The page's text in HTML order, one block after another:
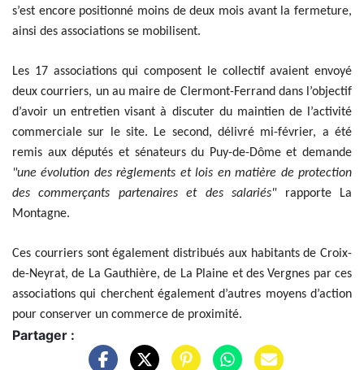
s’est encore positionné moins de deux mois avant la fermeture,
ainsi des associations se mobilisent.
Les 17 associations qui composent le collectif avaient envoyé
deux courriers, un au maire de Clermont-Ferrand dans l’objectif
d’avoir un entretien visant à discuter du maintien de l’activité
commerciale sur le site. Le second, délivré mi-février, a été
remis aux députés et sénateurs du Puy-de-Dôme et demande
"une évolution des règlements et lois en matière de protection
des commerçants partenaires et des salariés" rapporte La
Montagne.
Ces courriers sont également distribués aux habitants de Croix-
de-Neyrat, de La Gauthière, de La Plaine et des Vergnes par ces
associations qui cherchent également d’autres moyens d’action
pour conserver un commerce de proximité.
Partager :